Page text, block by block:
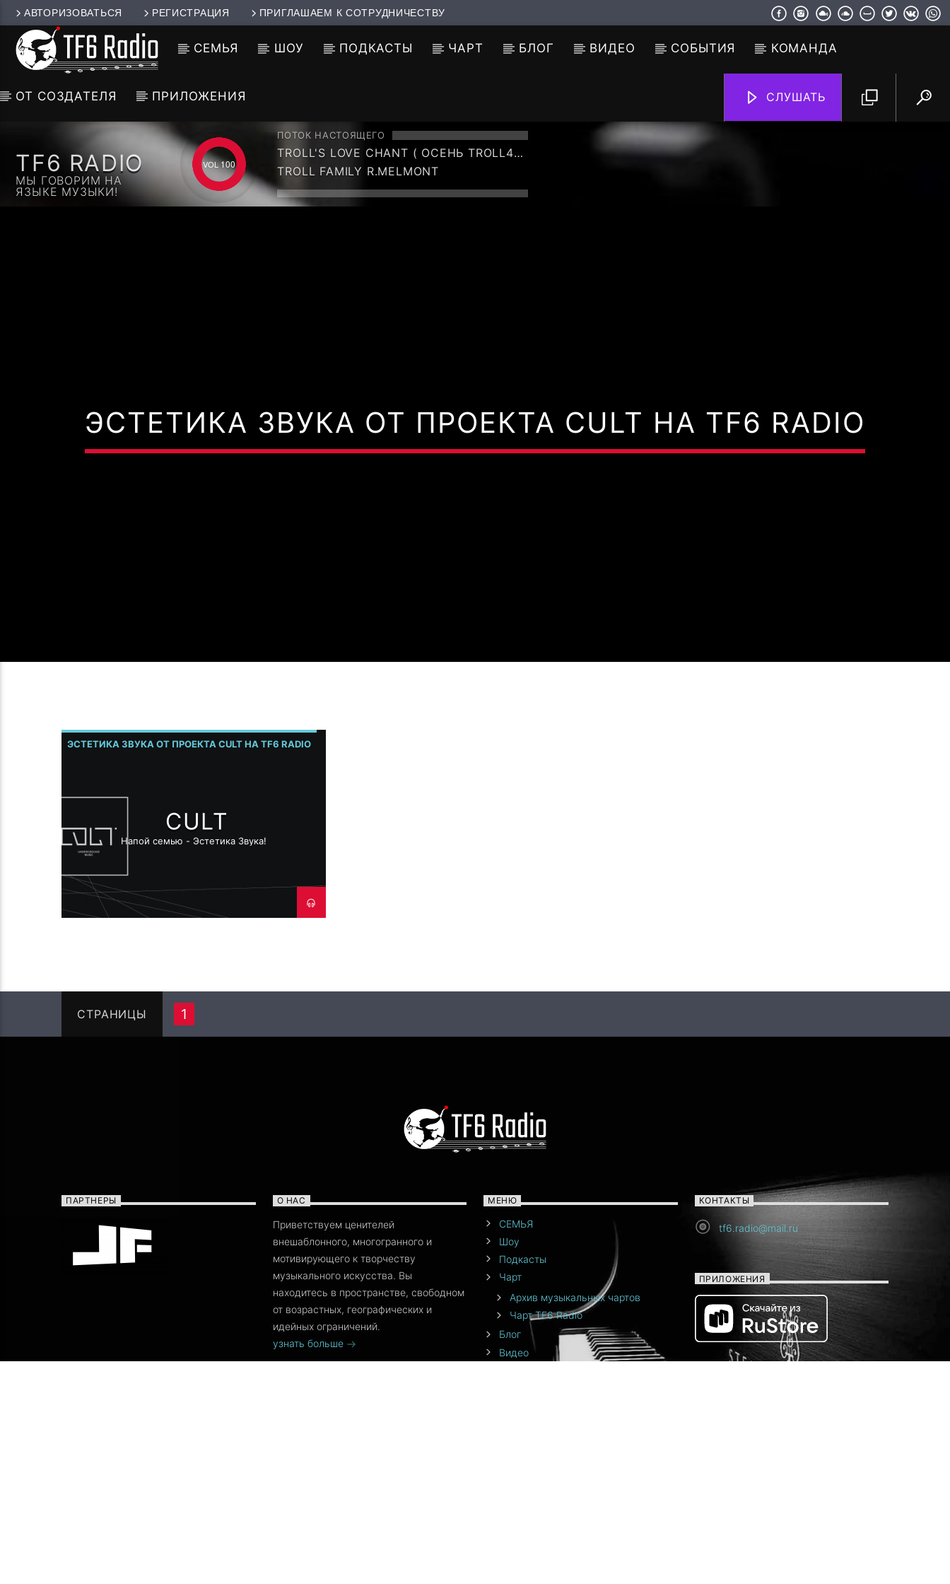
АВТОРИЗОВАТЬСЯ РЕГИСТРАЦИЯ ПРИГЛАШАЕМ К СОТРУДНИЧЕСТВУ
СЕМЬЯ ШОУ ПОДКАСТЫ ЧАРТ БЛОГ ВИДЕО СОБЫТИЯ КОМАНДА
ОТ СОЗДАТЕЛЯ ПРИЛОЖЕНИЯ СЛУШАТЬ
TF6 RADIO
МЫ ГОВОРИМ НА
ЯЗЫКЕ МУЗЫКИ!
100
ПОТОК НАСТОЯЩЕГО
TROLL'S LOVE CHANT ( ОСЕНЬ TROLL44
CCCP CREW MIX 33 )
TROLL FAMILY R.MELMONT
ЭСТЕТИКА ЗВУКА ОТ ПРОЕКТА CULT НА TF6 RADIO
ЭСТЕТИКА ЗВУКА ОТ ПРОЕКТА CULT НА TF6 RADIO
CULT
Напой семью - Эстетика Звука!
СТРАНИЦЫ 1
ПАРТНЕРЫ О НАС
Приветствуем ценителей
внешаблонного, многогранного и
мотивирующего к творчеству
музыкального искусства. Вы
находитесь в пространстве, свободном
от возрастных, географических и
идейных ограничений.
узнать больше
МЕНЮ
СЕМЬЯ
Шоу
Подкасты
Чарт
Архив музыкальных чартов
Чарт TF6 Radio
Блог
Видео
КОНТАКТЫ
tf6.radio@mail.ru
ПРИЛОЖЕНИЯ